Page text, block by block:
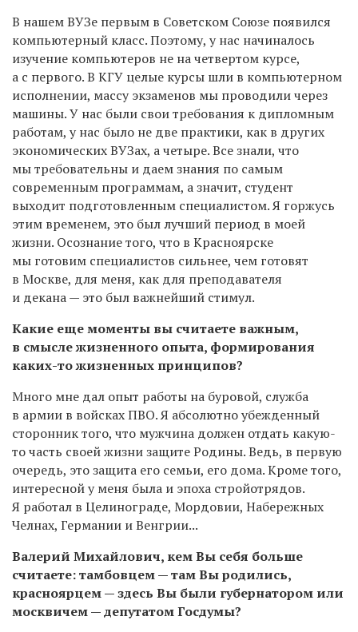
В нашем ВУЗе первым в Советском Союзе появился
компьютерный класс. Поэтому, у нас начиналось
изучение компьютеров не на четвертом курсе,
а с первого. В КГУ целые курсы шли в компьютерном
исполнении, массу экзаменов мы проводили через
машины. У нас были свои требования к дипломным
работам, у нас было не две практики, как в других
экономических ВУЗах, а четыре. Все знали, что
мы требовательны и даем знания по самым
современным программам, а значит, студент
выходит подготовленным специалистом. Я горжусь
этим временем, это был лучший период в моей
жизни. Осознание того, что в Красноярске
мы готовим специалистов сильнее, чем готовят
в Москве, для меня, как для преподавателя
и декана — это был важнейший стимул.
Какие еще моменты вы считаете важным,
в смысле жизненного опыта, формирования
каких-то жизненных принципов?
Много мне дал опыт работы на буровой, служба
в армии в войсках ПВО. Я абсолютно убежденный
сторонник того, что мужчина должен отдать какую-
то часть своей жизни защите Родины. Ведь, в первую
очередь, это защита его семьи, его дома. Кроме того,
интересной у меня была и эпоха стройотрядов.
Я работал в Целинограде, Мордовии, Набережных
Челнах, Германии и Венгрии...
Валерий Михайлович, кем Вы себя больше
считаете: тамбовцем — там Вы родились,
красноярцем — здесь Вы были губернатором или
москвичем — депутатом Госдумы?